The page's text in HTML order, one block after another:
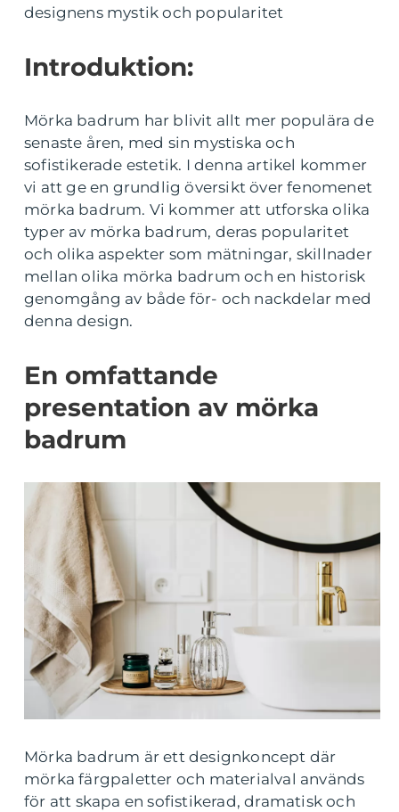
designens mystik och popularitet
Introduktion:
Mörka badrum har blivit allt mer populära de
senaste åren, med sin mystiska och
sofistikerade estetik. I denna artikel kommer
vi att ge en grundlig översikt över fenomenet
mörka badrum. Vi kommer att utforska olika
typer av mörka badrum, deras popularitet
och olika aspekter som mätningar, skillnader
mellan olika mörka badrum och en historisk
genomgång av både för- och nackdelar med
denna design.
En omfattande
presentation av mörka
badrum
Mörka badrum är ett designkoncept där
mörka färgpaletter och materialval används
för att skapa en sofistikerad, dramatisk och